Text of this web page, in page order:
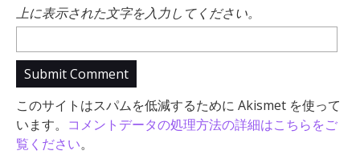
上に表示された文字を入力してください。
このサイトはスパムを低減するために Akismet を使って
います。 コメントデータの処理方法の詳細はこちらをご
覧ください。